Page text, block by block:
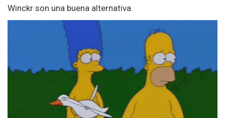
Winckr son una buena alternativa.